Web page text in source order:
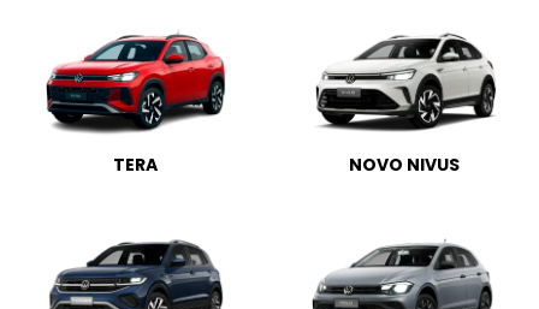
TERA NOVO NIVUS